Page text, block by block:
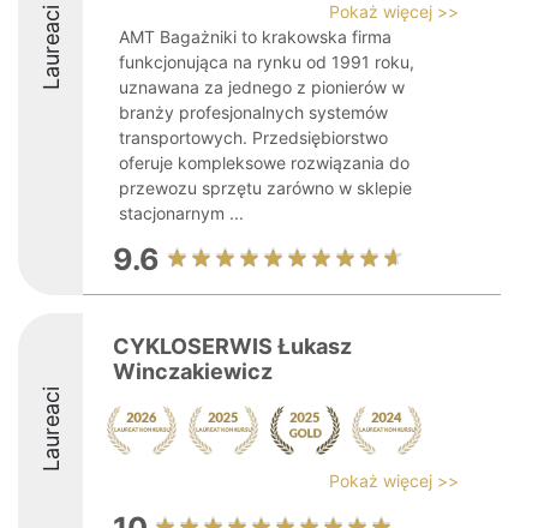
Laureaci
Pokaż więcej >>
AMT Bagażniki to krakowska firma
funkcjonująca na rynku od 1991 roku,
uznawana za jednego z pionierów w
branży profesjonalnych systemów
transportowych. Przedsiębiorstwo
oferuje kompleksowe rozwiązania do
przewozu sprzętu zarówno w sklepie
stacjonarnym ...
9.6
Laureaci
CYKLOSERWIS Łukasz
Winczakiewicz
Pokaż więcej >>